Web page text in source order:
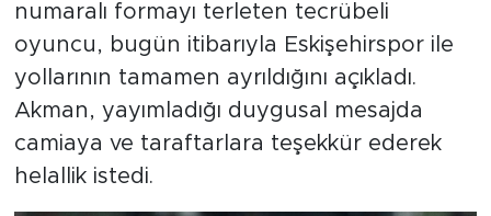
numaralı formayı terleten tecrübeli
oyuncu, bugün itibarıyla Eskişehirspor ile
yollarının tamamen ayrıldığını açıkladı.
Akman, yayımladığı duygusal mesajda
camiaya ve taraftarlara teşekkür ederek
helallik istedi.